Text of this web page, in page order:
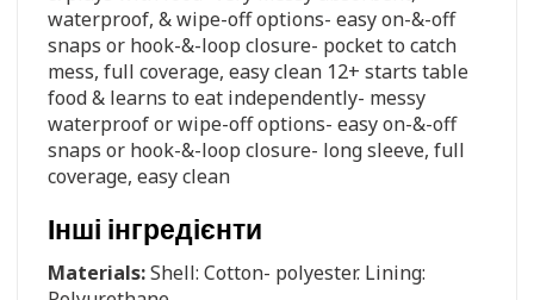
waterproof, & wipe-off options- easy on-&-off
snaps or hook-&-loop closure- pocket to catch
mess, full coverage, easy clean 12+ starts table
food & learns to eat independently- messy
waterproof or wipe-off options- easy on-&-off
snaps or hook-&-loop closure- long sleeve, full
coverage, easy clean
Інші інгредієнти
Materials:Shell: Cotton- polyester. Lining: